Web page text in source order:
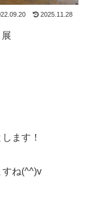
2025.11.28
ます！
すね(^^)v